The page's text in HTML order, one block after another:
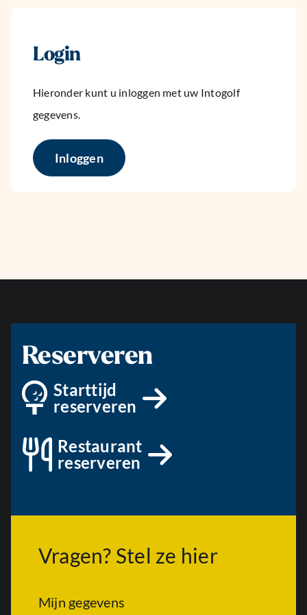
Login
Hieronder kunt u inloggen met uw Intogolf
gegevens.
Inloggen
Reserveren
Starttijd
reserveren
Restaurant
reserveren
Vragen? Stel ze hier
Mijn gegevens